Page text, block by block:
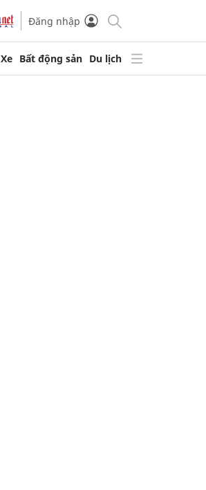
Đăng nhập
Xe Bất động sản Du lịch